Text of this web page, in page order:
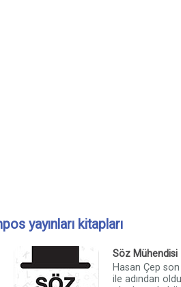
yayınları kitapları
Söz Mühendisi
Hasan Çep
ile adından